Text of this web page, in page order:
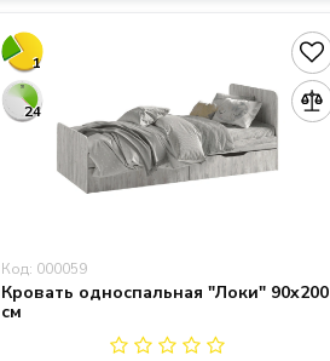
1
24
Код: 000059
Кровать односпальная "Локи" 90x200
см